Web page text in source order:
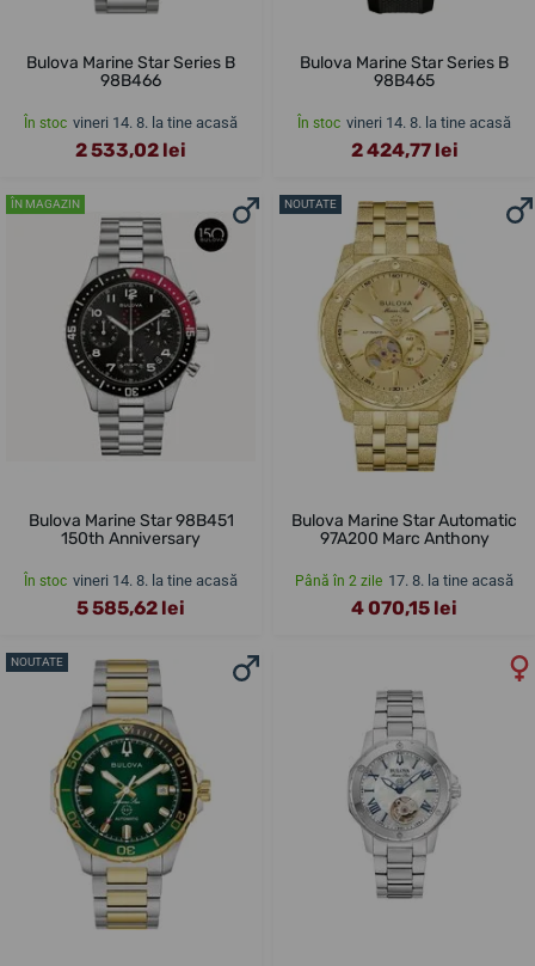
Bulova Marine Star Series B
98B466
În stoc vineri 14. 8. la tine acasă
2 533,02 lei
Bulova Marine Star Series B
98B465
În stoc vineri 14. 8. la tine acasă
2 424,77 lei
ÎN MAGAZIN
Bulova Marine Star 98B451
150th Anniversary
În stoc vineri 14. 8. la tine acasă
5 585,62 lei
NOUTATE
Bulova Marine Star Automatic
97A200 Marc Anthony
Până în 2 zile 17. 8. la tine acasă
4 070,15 lei
NOUTATE